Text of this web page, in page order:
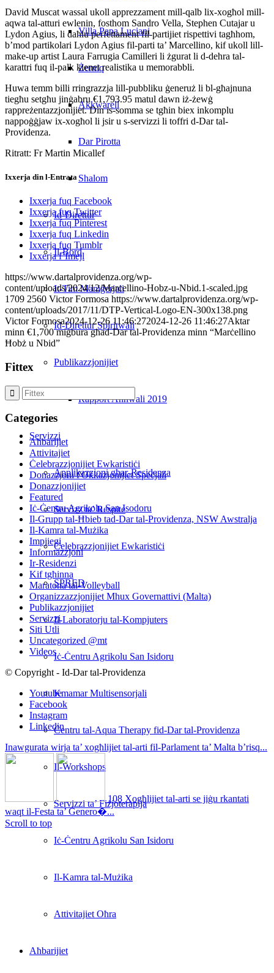
Villa Papa Luciani
Żerniq
Akkwarell
Dar Pirotta
Shalom
Id-Direttur
Il-Bord
It-Tim Maniġerjali
Id-Direttur Spiritwali
Publikazzjonijiet
Rapport Annwali 2019
Servizzi
Applikazzjoni għar-Residenza
Servizz ta’ Respite
Ċelebrazzjonijiet Ewkaristiċi
SPRED
Il-Laboratorju tal-Kompjuters
Iċ-Ċentru Agrikolu San Isidoru
Kmamar Multisensorjali
Ċentru tal-Aqua Therapy fid-Dar tal-Providenza
Il-Workshops
Servizzi ta’ Fiżjoterapija
Iċ-Ċentru Agrikolu San Isidoru
Il-Kamra tal-Mużika
Attivitajiet Oħra
Aħbarijiet
David Muscat wassal ukoll apprezzament mill-qalb lix-xogħol mill-
aqwa tal-atturi ewlenin, fosthom Sandro Vella, Stephen Cutajar u
Lydon Agius, li daħlu perfettament fil-partijiet rispettivi tagħhom,
b’mod partikolari Lydon Agius fil-parti ta’ Marcellino, kif ukoll lill-
make-up artist Laura Farrugia Camilleri li żgurat li d-dehra tal-
karattri fuq il-palk kienet realistika u memorabbli.
Huwa temm billi rringrazzja lill-pubbliku ġeneruż li bl-għajnuna
tiegħu setgħu jinġabru €1,793.95 matul dawn iż-żewġ
rappreżentazzjonijiet. Din is-somma se tgħin biex inkomplu
nappoġġjaw ix-xogħol li jsir u s-servizzi li toffri d-Dar tal-
Providenza.
Ritratt: Fr Martin Micallef
Ixxerja din l-Entrata
Ixxerja fuq Facebook
Ixxerja fuq Twitter
Ixxerja fuq Pinterest
Ixxerja fuq Linkedin
Ixxerja fuq Tumblr
Ixxerja f`Imejl
https://www.dartalprovidenza.org/wp-
content/uploads/2024/12/Marcellino-Hobz-u-Nbid.1-scaled.jpg
1709 2560 Victor Formosa https://www.dartalprovidenza.org/wp-
content/uploads/2017/11/DTP-Vertical-Logo-EN-300x138.png
Victor Formosa2024-12-26 11:46:272024-12-26 11:46:27Aktar
minn €1,700 miġbura għad-Dar tal-Providenza minn “Marċellino
Ħobż u Nbid”
Fittex
Categories
Aħbarijiet
Attivitajiet
Ċelebrazzjonijiet Ewkaristiċi
Donazzjoni f'Okkażjonijiet Speċjali
Donazzjonijiet
Featured
Iċ-Ċentru Agrikolu San Isodoru
Il-Grupp tal-Ħbieb tad-Dar tal-Providenza, NSW Awstralja
Il-Kamra tal-Mużika
Impjiegi
Informazzjoni
Ir-Residenzi
Kif tgħinna
Maratona tal-Volleyball
Organizzazzjonijiet Mhux Governattivi (Malta)
Publikazzjonijiet
Servizzi
Siti Utli
Uncategorized @mt
Videos
© Copyright - Id-Dar tal-Providenza
Youtube
Facebook
Instagram
Linkedin
Inawgurata wirja ta’ xogħlijiet tal-arti fil-Parlament ta’ Malta b’risq...
108 Xogħlijiet tal-arti se jiġu rkantati
waqt il-Festa ta’ Ġenero�...
Scroll to top